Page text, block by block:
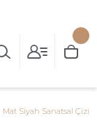
Mat Siyah Sanatsal